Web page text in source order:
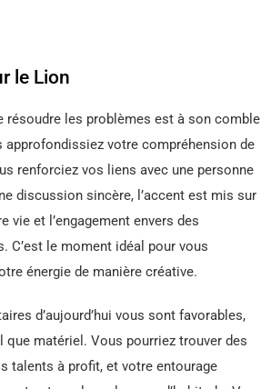
le Lion
résoudre les problèmes est à son comble
approfondissiez votre compréhension de
renforciez vos liens avec une personne
discussion sincère, l’accent est mis sur
vie et l’engagement envers des
C’est le moment idéal pour vous
énergie de manière créative.
d’aujourd’hui vous sont favorables,
matériel. Vous pourriez trouver des
talents à profit, et votre entourage